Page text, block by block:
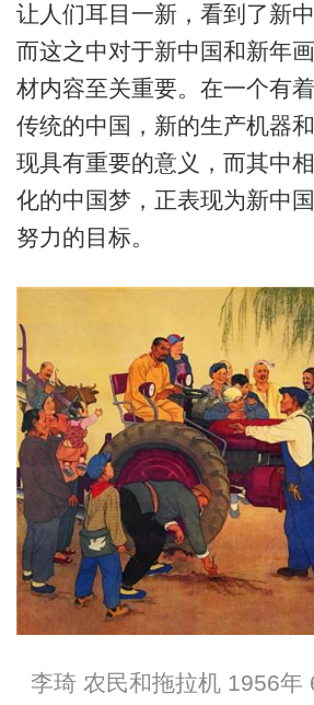
让人们耳目一新，看到了新
而这之中对于新中国和新年
材内容至关重要。在一个有
传统的中国，新的生产机器
现具有重要的意义，而其中
化的中国梦，正表现为新中
努力的目标。
李琦 农民和拖拉机 1956年